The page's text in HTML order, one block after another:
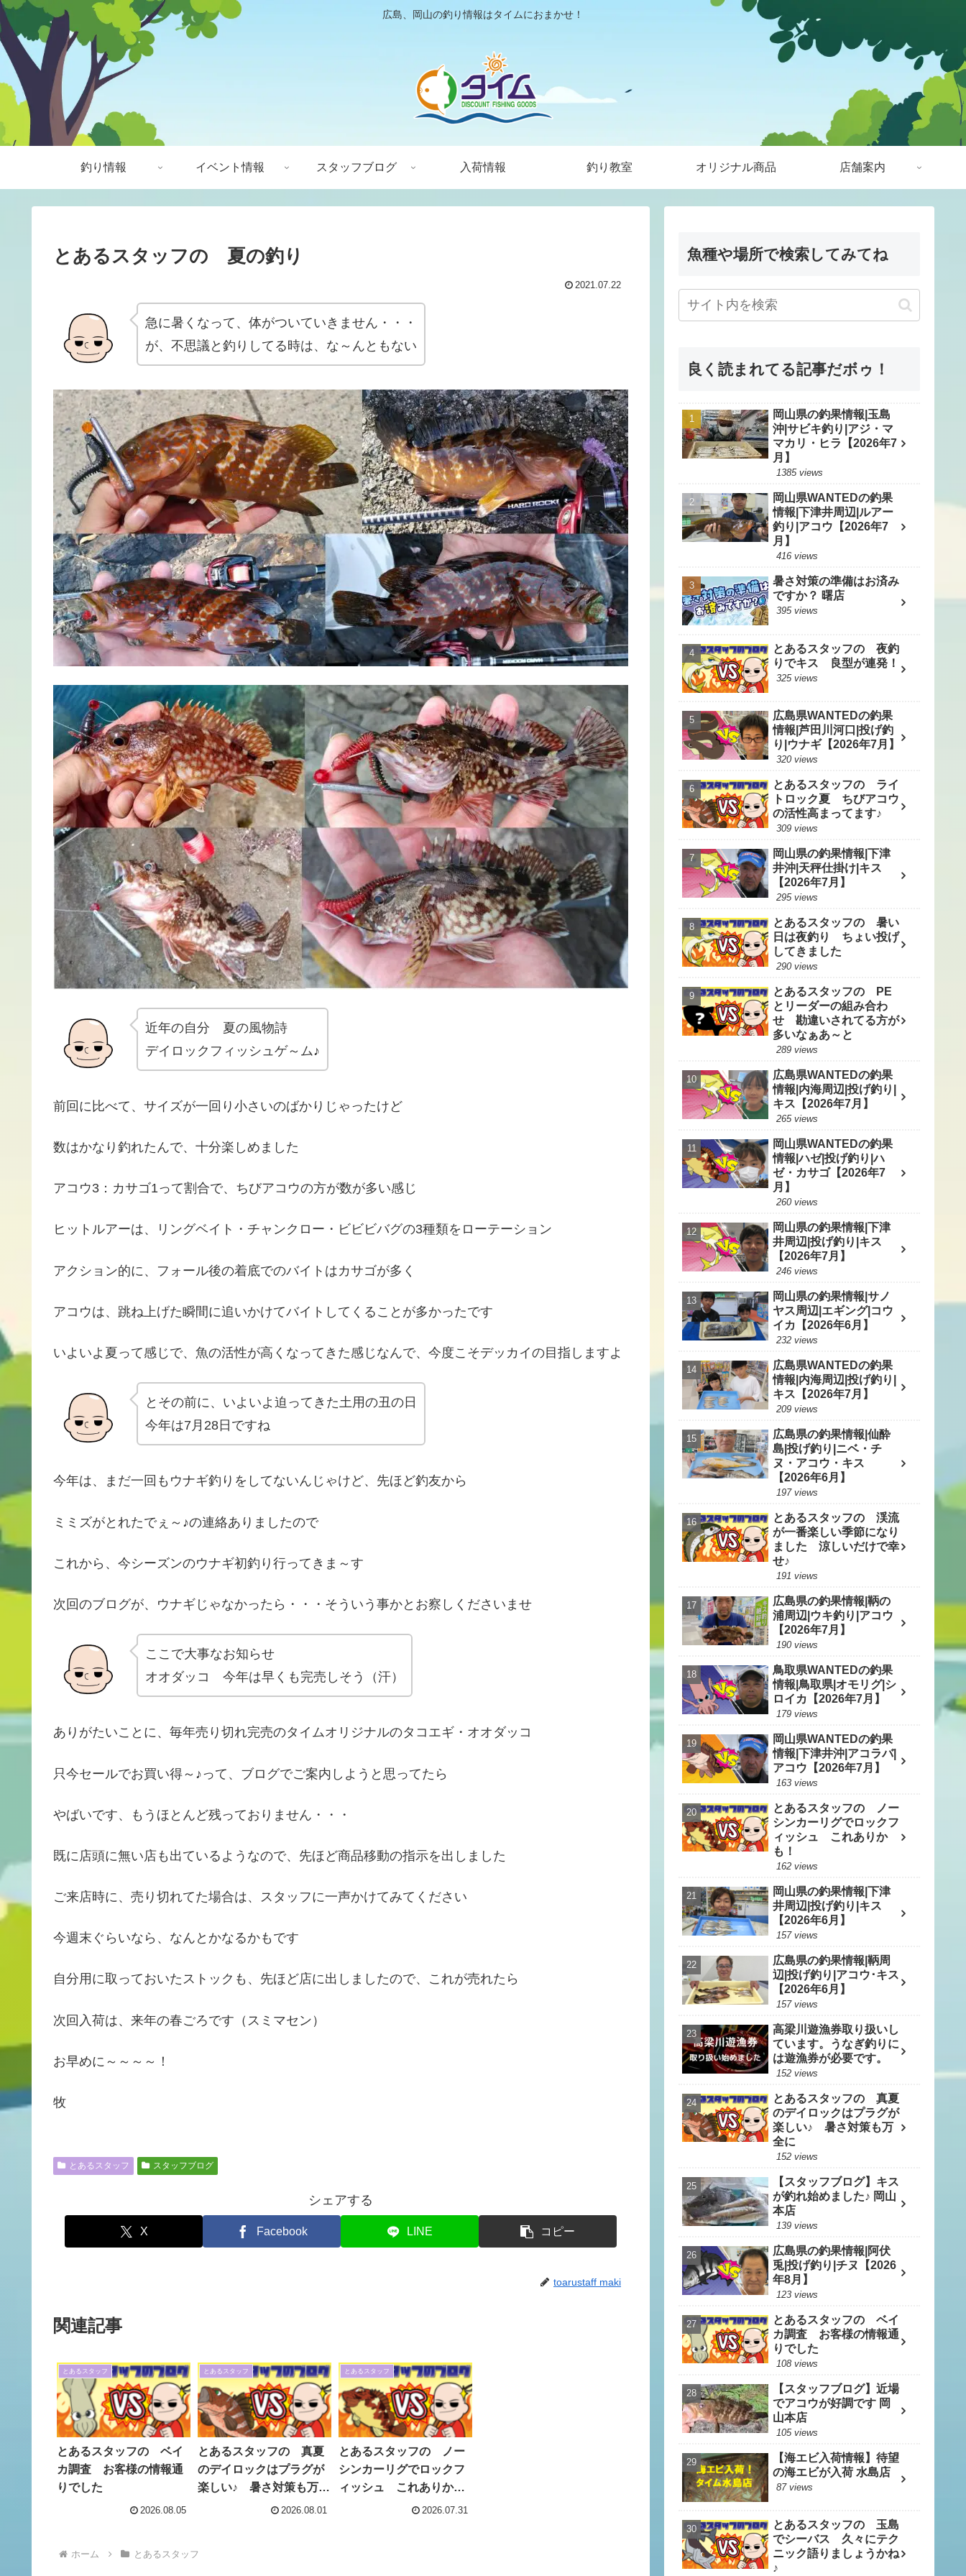
広島、岡山の釣り情報はタイムにおまかせ！
釣り情報 イベント情報 スタッフブログ 入荷情報 釣り教室 オリジナル商品 店舗案内
とあるスタッフの 夏の釣り
2021.07.22
急に暑くなって、体がついていきません・・・
が、不思議と釣りしてる時は、な～んともない
近年の自分 夏の風物詩
デイロックフィッシュゲ～ム♪
前回に比べて、サイズが一回り小さいのばかりじゃったけど
数はかなり釣れたんで、十分楽しめました
アコウ3：カサゴ1って割合で、ちびアコウの方が数が多い感じ
ヒットルアーは、リングベイト・チャンクロー・ビビビバグの3種類をローテーション
アクション的に、フォール後の着底でのバイトはカサゴが多く
アコウは、跳ね上げた瞬間に追いかけてバイトしてくることが多かったです
いよいよ夏って感じで、魚の活性が高くなってきた感じなんで、今度こそデッカイの目指しますよ
とその前に、いよいよ迫ってきた土用の丑の日
今年は7月28日ですね
今年は、まだ一回もウナギ釣りをしてないんじゃけど、先ほど釣友から
ミミズがとれたでぇ～♪の連絡ありましたので
これから、今シーズンのウナギ初釣り行ってきま～す
次回のブログが、ウナギじゃなかったら・・・そういう事かとお察しくださいませ
ここで大事なお知らせ
オオダッコ 今年は早くも完売しそう（汗）
ありがたいことに、毎年売り切れ完売のタイムオリジナルのタコエギ・オオダッコ
只今セールでお買い得～♪って、ブログでご案内しようと思ってたら
やばいです、もうほとんど残っておりません・・・
既に店頭に無い店も出ているようなので、先ほど商品移動の指示を出しました
ご来店時に、売り切れてた場合は、スタッフに一声かけてみてください
今週末ぐらいなら、なんとかなるかもです
自分用に取っておいたストックも、先ほど店に出しましたので、これが売れたら
次回入荷は、来年の春ごろです（スミマセン）
お早めに～～～～！
牧
とあるスタッフ スタッフブログ
シェアする
X Facebook LINE コピー
toarustaff maki
関連記事
とあるスタッフ
とあるスタッフの ベイ
カ調査 お客様の情報通
りでした
2026.08.05
とあるスタッフ
とあるスタッフの 真夏
のデイロックはプラグが
楽しい♪ 暑さ対策も万全
2026.08.01
とあるスタッフ
とあるスタッフの ノー
シンカーリグでロックフ
ィッシュ これありか
2026.07.31
ホーム とあるスタッフ
魚種や場所で検索してみてね
良く読まれてる記事だボゥ！
岡山県の釣果情報|玉島
沖|サビキ釣り|アジ・マ
マカリ・ヒラ【2026年7
月】
1385 views
岡山県WANTEDの釣果
情報|下津井周辺|ルアー
釣り|アコウ【2026年7
月】
416 views
暑さ対策の準備はお済み
ですか？ 曙店
395 views
とあるスタッフの 夜釣
りでキス 良型が連発！
325 views
広島県WANTEDの釣果
情報|芦田川河口|投げ釣
り|ウナギ【2026年7月】
320 views
とあるスタッフの ライ
トロック夏 ちびアコウ
の活性高まってます♪
309 views
岡山県の釣果情報|下津
井沖|天秤仕掛け|キス
【2026年7月】
295 views
とあるスタッフの 暑い
日は夜釣り ちょい投げ
してきました
290 views
とあるスタッフの PE
とリーダーの組み合わ
せ 勘違いされてる方が
多いなぁあ～と
289 views
広島県WANTEDの釣果
情報|内海周辺|投げ釣り|
キス【2026年7月】
265 views
岡山県WANTEDの釣果
情報|ハゼ|投げ釣り|ハ
ゼ・カサゴ【2026年7
月】
260 views
岡山県の釣果情報|下津
井周辺|投げ釣り|キス
【2026年7月】
246 views
岡山県の釣果情報|サノ
ヤス周辺|エギング|コウ
イカ【2026年6月】
232 views
広島県WANTEDの釣果
情報|内海周辺|投げ釣り|
キス【2026年7月】
209 views
広島県の釣果情報|仙酔
島|投げ釣り|ニベ・チ
ヌ・アコウ・キス
【2026年6月】
197 views
とあるスタッフの 渓流
が一番楽しい季節になり
ました 涼しいだけで幸
せ♪
191 views
広島県の釣果情報|鞆の
浦周辺|ウキ釣り|アコウ
【2026年7月】
190 views
鳥取県WANTEDの釣果
情報|鳥取県|オモリグ|シ
ロイカ【2026年7月】
179 views
岡山県WANTEDの釣果
情報|下津井沖|アコラバ|
アコウ【2026年7月】
163 views
とあるスタッフの ノー
シンカーリグでロックフ
ィッシュ これありか
も！
162 views
岡山県の釣果情報|下津
井周辺|投げ釣り|キス
【2026年6月】
157 views
広島県の釣果情報|鞆周
辺|投げ釣り|アコウ･キス
【2026年6月】
157 views
高梁川遊漁券取り扱いし
ています。うなぎ釣りに
は遊漁券が必要です。
152 views
とあるスタッフの 真夏
のデイロックはプラグが
楽しい♪ 暑さ対策も万
全に
152 views
【スタッフブログ】キス
が釣れ始めました♪ 岡山
本店
139 views
広島県の釣果情報|阿伏
兎|投げ釣り|チヌ【2026
年8月】
123 views
とあるスタッフの ベイ
カ調査 お客様の情報通
りでした
108 views
【スタッフブログ】近場
でアコウが好調です 岡
山本店
105 views
【海エビ入荷情報】待望
の海エビが入荷 水島店
87 views
とあるスタッフの 玉島
でシーバス 久々にテク
ニック語りましょうかね
♪